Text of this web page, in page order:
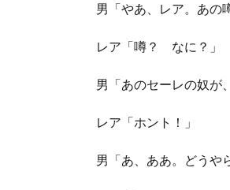
男「やあ、レア。あの
レア「噂？ なに？」
男「あのセーレの奴が
レア「ホント！」
男「あ、ああ。どうや